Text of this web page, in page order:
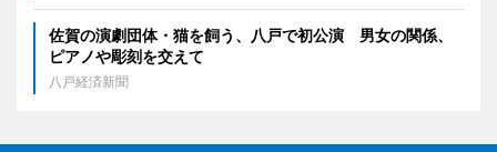
佐賀の演劇団体・猫を飼う、八戸で初公演 男女の関係、
ピアノや彫刻を交えて
八戸経済新聞